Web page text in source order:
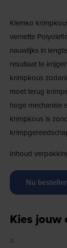
Klemko
vernette
nauwlijks in
resultaat te
krimpkous
moet terug
hoge mechanise
krimpkous is
Inhoud
Nu
Kies jouw
X